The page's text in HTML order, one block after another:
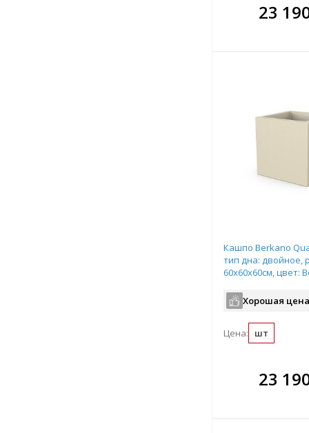
23В
всегда
Кашпо Berkano
тип дна: двойное,
60x60x60см, цвет:
Хорошая
Цена: шт
23В
всегда